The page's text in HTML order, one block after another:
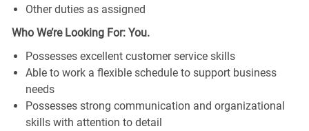
Other duties as assigned
Who We’re Looking For: You.
Possesses excellent customer service skills
Able to work a flexible schedule to support business
needs
Possesses strong communication and organizational
skills with attention to detail